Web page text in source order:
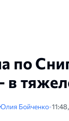
по
Бойченко•